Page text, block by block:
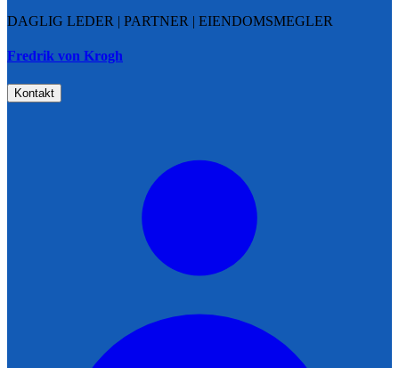
DAGLIG LEDER | PARTNER | EIENDOMSMEGLER
Fredrik von Krogh
Kontakt